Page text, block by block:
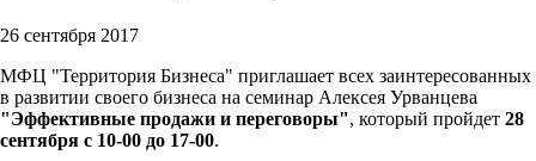
26 сентября 2017
МФЦ "Территория Бизнеса" приглашает всех заинтересованных
в развитии своего бизнеса на семинар Алексея Урванцева
"Эффективные продажи и переговоры", который пройдет 28
сентября с 10-00 до 17-00.